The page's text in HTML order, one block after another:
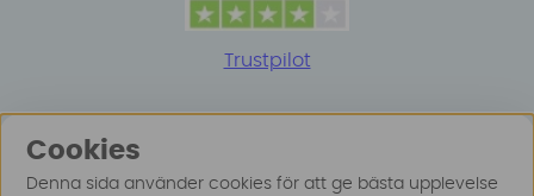
Trustpilot
Cookies
Denna sida använder cookies för att ge bästa upplevelse